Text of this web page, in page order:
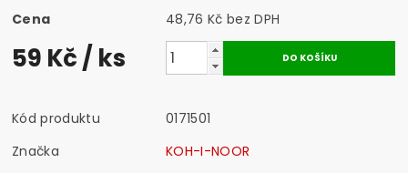
Cena
48,76 Kč bez DPH
59 Kč/ ks
Kód produktu
0171501
Značka
KOH-I-NOOR